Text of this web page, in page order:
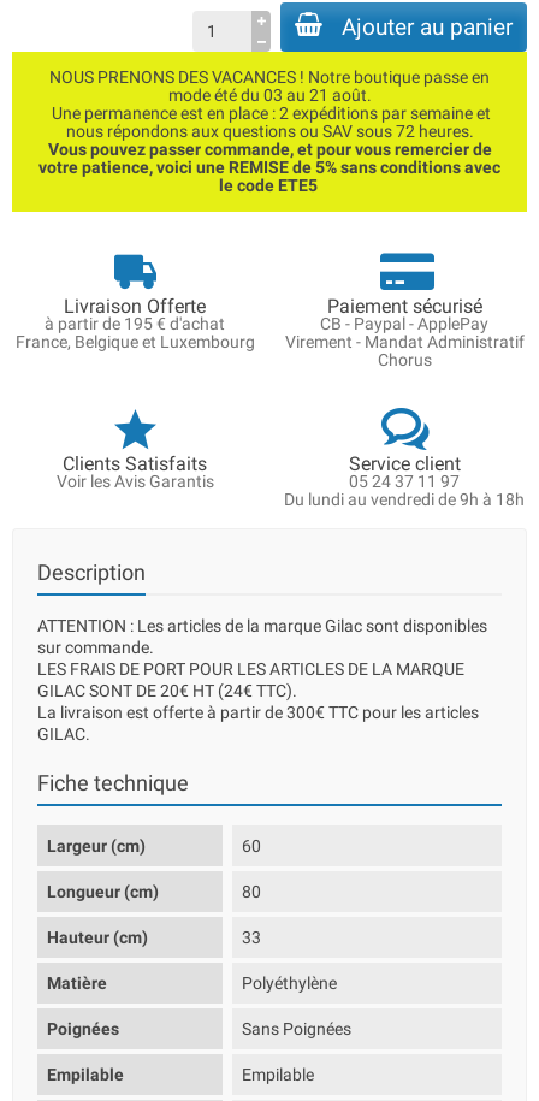
Ajouter au panier
NOUS PRENONS DES VACANCES ! Notre boutique passe en
mode été du 03 au 21 août.
Une permanence est en place : 2 expéditions par semaine et
nous répondons aux questions ou SAV sous 72 heures.
Vous pouvez passer commande, et pour vous remercier de
votre patience, voici une REMISE de 5% sans conditions avec
le code ETE5
Livraison Offerte
à partir de 195 € d'achat
France, Belgique et Luxembourg
Paiement sécurisé
CB - Paypal - ApplePay
Virement - Mandat Administratif
Chorus
Clients Satisfaits
Voir les Avis Garantis
Service client
05 24 37 11 97
Du lundi au vendredi de 9h à 18h
Description
ATTENTION : Les articles de la marque Gilac sont disponibles
sur commande.
LES FRAIS DE PORT POUR LES ARTICLES DE LA MARQUE
GILAC SONT DE 20€ HT (24€ TTC).
La livraison est offerte à partir de 300€ TTC pour les articles
GILAC.
Fiche technique
Largeur (cm) 60
Longueur (cm) 80
Hauteur (cm) 33
Matière Polyéthylène
Poignées Sans Poignées
Empilable Empilable